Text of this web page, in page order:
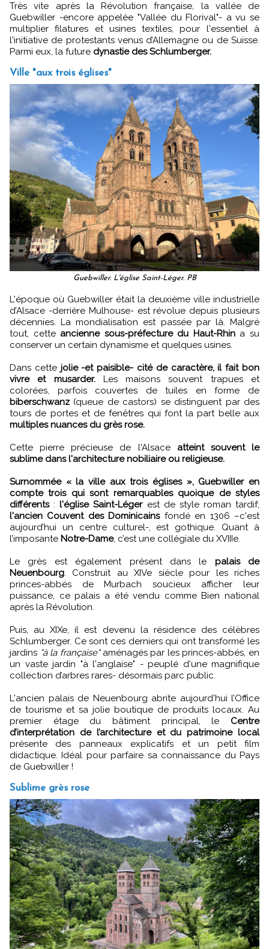
Très vite après la Révolution française, la vallée de
Guebwiller -encore appelée "Vallée du Florival"- a vu se
multiplier filatures et usines textiles, pour l'essentiel à
l'initiative de protestants venus d’Allemagne ou de Suisse.
Parmi eux, la future dynastie des Schlumberger.
Ville "aux trois églises"
Guebwiller. L'église Saint-Léger. PB
L'époque où Guebwiller était la deuxième ville industrielle
d’Alsace -derrière Mulhouse- est révolue depuis plusieurs
décennies. La mondialisation est passée par là. Malgré
tout, cette ancienne sous-préfecture du Haut-Rhina su
conserver un certain dynamisme et quelques usines.
Dans cette jolie -et paisible- cité de caractère, il fait bon
vivre et musarder. Les maisons souvent trapues et
colorées, parfois couvertes de tuiles en forme de
biberschwanz(queue de castors) se distinguent par des
tours de portes et de fenêtres qui font la part belle aux
multiples nuances du grès rose.
Cette pierre précieuse de l'Alsace atteint souvent le
sublime dans l'architecture nobiliaire ou religieuse.
Surnommée « la ville aux trois églises », Guebwiller en
compte trois qui sont remarquables quoique de styles
différents:l'église Saint-Légerest de style roman tardif;
l'ancien Couvent des Dominicainsfondé en 1306 –c'est
aujourd’hui un centre culturel-, est gothique. Quant à
l’imposante Notre-Dame, c’est une collégiale du XVIIIe.
Le grès est également présent dans le palais de
Neuenbourg. Construit au XIVe siècle pour les riches
princes-abbés de Murbach soucieux afficher leur
puissance, ce palais a été vendu comme Bien national
après la Révolution.
Puis, au XIXe, il est devenu la résidence des célèbres
Schlumberger. Ce sont ces derniers qui ont transformé les
jardins "à la française"aménagés par les princes-abbés, en
un vaste jardin "à l'anglaise" - peuplé d'une magnifique
collection d’arbres rares- désormais parc public.
L'ancien palais de Neuenbourg abrite aujourd'hui l’Office
de tourisme et sa jolie boutique de produits locaux. Au
premier étage du bâtiment principal, le Centre
d’interprétation de l’architecture et du patrimoine local
présente des panneaux explicatifs et un petit film
didactique. Idéal pour parfaire sa connaissance du Pays
de Guebwiller !
Sublime grès rose